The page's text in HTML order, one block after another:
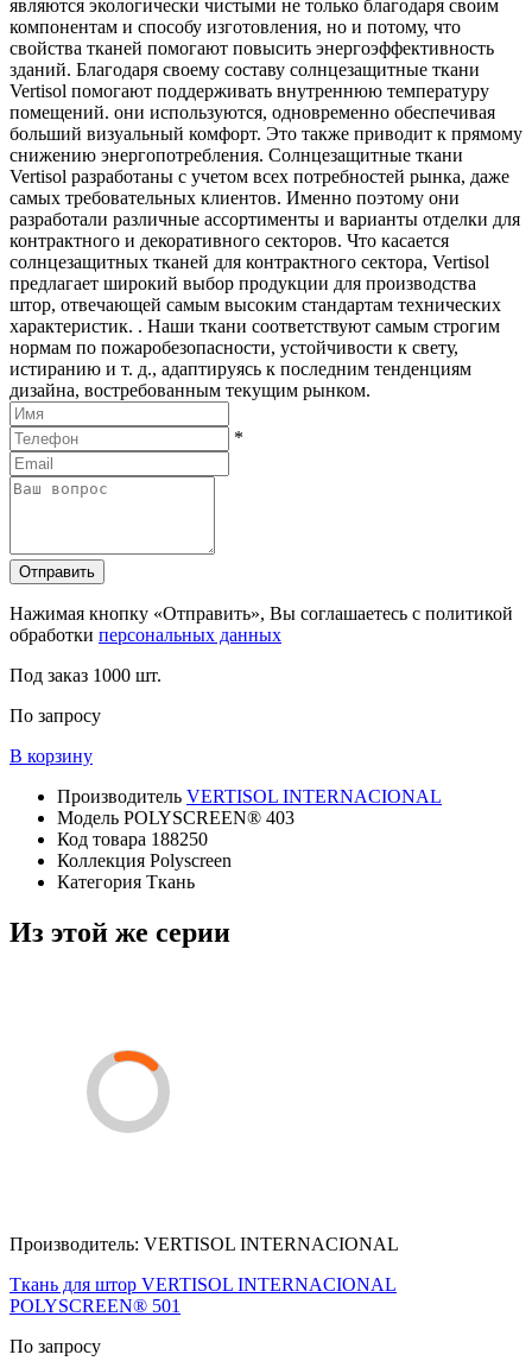
являются экологически чистыми не только благодаря своим
компонентам и способу изготовления, но и потому, что
свойства тканей помогают повысить энергоэффективность
зданий. Благодаря своему составу солнцезащитные ткани
Vertisol помогают поддерживать внутреннюю температуру
помещений. они используются, одновременно обеспечивая
больший визуальный комфорт. Это также приводит к прямому
снижению энергопотребления. Солнцезащитные ткани
Vertisol разработаны с учетом всех потребностей рынка, даже
самых требовательных клиентов. Именно поэтому они
разработали различные ассортименты и варианты отделки для
контрактного и декоративного секторов. Что касается
солнцезащитных тканей для контрактного сектора, Vertisol
предлагает широкий выбор продукции для производства
штор, отвечающей самым высоким стандартам технических
характеристик. . Наши ткани соответствуют самым строгим
нормам по пожаробезопасности, устойчивости к свету,
истиранию и т. д., адаптируясь к последним тенденциям
дизайна, востребованным текущим рынком.
*
Отправить
Нажимая кнопку «Отправить», Вы соглашаетесь с политикой
обработки персональных данных
Под заказ 1000 шт.
По запросу
В корзину
Производитель VERTISOL INTERNACIONAL
Модель POLYSCREEN® 403
Код товара 188250
Коллекция Polyscreen
Категория Ткань
Из этой же серии
Производитель: VERTISOL INTERNACIONAL
Ткань для штор VERTISOL INTERNACIONAL
POLYSCREEN® 501
По запросу